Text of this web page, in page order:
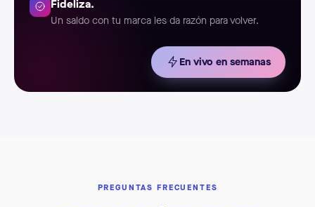
Fideliza.
Un saldo con tu marca les da razón para volver.
En vivo en semanas
PREGUNTAS FRECUENTES